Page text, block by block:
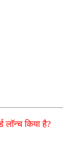
लॉन्च किया है?